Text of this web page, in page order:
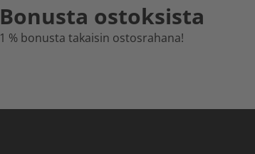
Bonusta ostoksista
1 % bonusta takaisin ostosrahana!